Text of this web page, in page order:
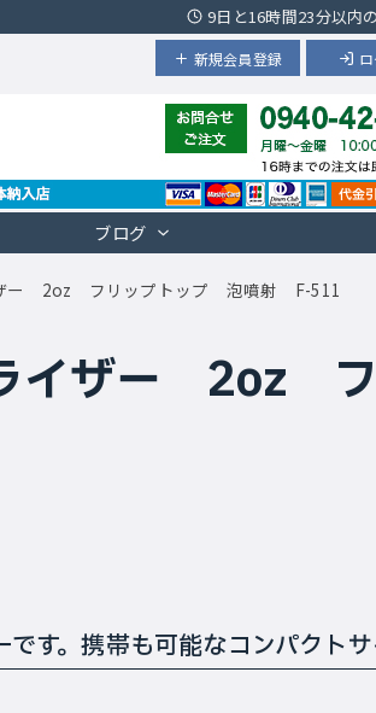
9日と16時間23分以内
新規会員登録
ブログ
ー 2oz フリップトップ 泡噴射 F-511
イザー 2oz フ
す。携帯も可能なコンパクトサ